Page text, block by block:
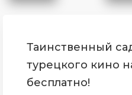
Таинственный
турецкого кино
бесплатно!